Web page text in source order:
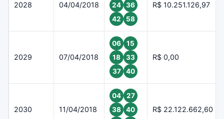
2028 04/04/2018
24
36
42
58
R$ 10.251.126,97
2029 07/04/2018
06
15
18
33
37
40
R$ 0,00
2030 11/04/2018
04
27
38
40
R$ 22.122.662,60